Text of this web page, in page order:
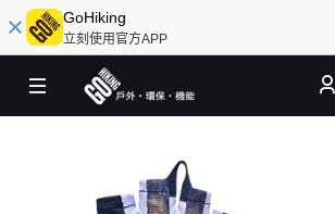
GoHiking
立刻使用官方APP